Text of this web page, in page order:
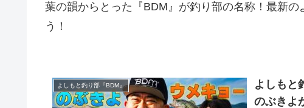
葉の韻からとった『BDM』が釣り部の名称！最新
う！
よしもと釣り部『BDM』
よしもと
のぶきよ